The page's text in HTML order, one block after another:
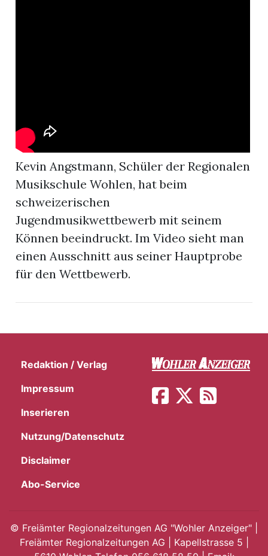
Kevin Angstmann, Schüler der Regionalen
Musikschule Wohlen, hat beim
schweizerischen
Jugendmusikwettbewerb mit seinem
Können beeindruckt. Im Video sieht man
einen Ausschnitt aus seiner Hauptprobe
für den Wettbewerb.
Redaktion / Verlag
Impressum
Inserieren
Nutzung/Datenschutz
Disclaimer
Abo-Service
© Freiämter Regionalzeitungen AG "Wohler Anzeiger" |
Freiämter Regionalzeitungen AG | Kapellstrasse 5 |